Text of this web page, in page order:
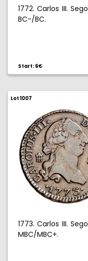
1772. Carlos III.
BC-/BC.
Start: 6€
Lot 1007
1773. Carlos III.
MBC/MBC+.